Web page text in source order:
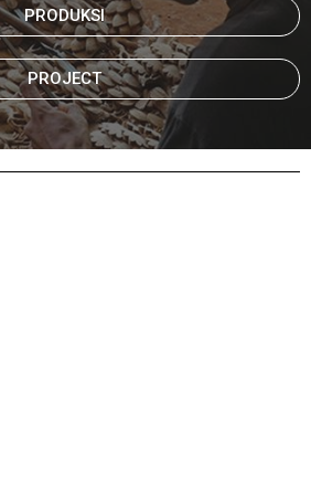
PRODUKSI
PROJECT